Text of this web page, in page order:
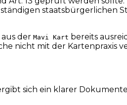
staatsbürgerlichen
der Mavi Kart bereits
nicht mit der Kartenpraxis
sich ein klarer